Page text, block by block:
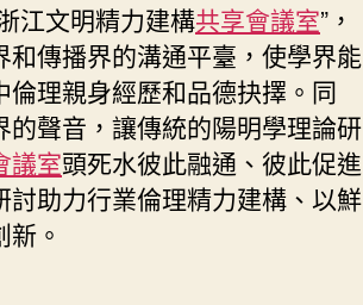
江文明精力建構共享會議室”，
傳播界的溝通平臺，使學界能
理親身經歷和品德抉擇。同
聲音，讓傳統的陽明學理論研
議室頭死水彼此融通、彼此促進
討助力行業倫理精力建構、以鮮
。